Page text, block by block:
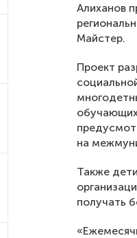
Алиханов
Майстер.
Проект
на
Также
получать